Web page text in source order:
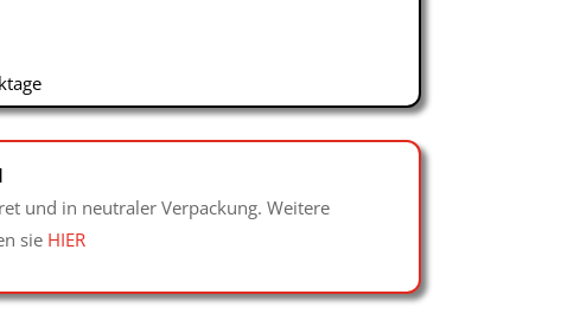
und in neutraler Verpackung. Weitere
sie HIER